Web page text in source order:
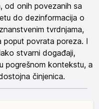
od onih povezanih sa
do dezinformacija o
tvrdnjama,
poput povrata poreza. I
stvarni događaji,
pogrešnom kontekstu, a
činjenica.